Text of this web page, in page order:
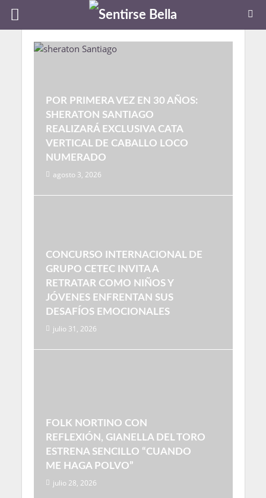
POR PRIMERA VEZ EN 30 AÑOS:
SHERATON SANTIAGO
REALIZARÁ EXCLUSIVA CATA
VERTICAL DE CABALLO LOCO
NUMERADO
agosto 3, 2026
CONCURSO INTERNACIONAL DE
GRUPO CETEC INVITA A
RETRATAR COMO NIÑOS Y
JÓVENES ENFRENTAN SUS
DESAFÍOS EMOCIONALES
julio 31, 2026
FOLK NORTINO CON
REFLEXIÓN, GIANELLA DEL TORO
ESTRENA SENCILLO “CUANDO
ME HAGA POLVO”
julio 28, 2026